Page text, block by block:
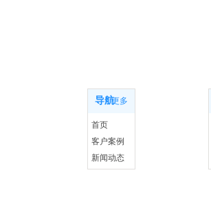
导航更多
首页
客户案例
新闻动态